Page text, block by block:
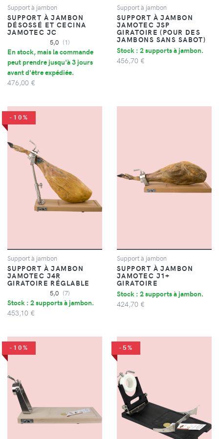
Support à jambon
SUPPORT À JAMBON
DÉSOSSÉ ET CECINA
JAMOTEC JC
5,0 (1)
En stock, mais la commande
peut prendre jusqu'à 3 jours
avant d'être expédiée.
476,00 €
Support à jambon
SUPPORT À JAMBON
JAMOTEC JSP
GIRATOIRE (POUR DES
JAMBONS SANS SABOT)
Stock : 2 supports à jambon.
456,70 €
-10%
Support à jambon
SUPPORT À JAMBON
JAMOTEC J4R
GIRATOIRE RÉGLABLE
5,0 (7)
Stock : 2 supports à jambon.
453,10 €
Support à jambon
SUPPORT À JAMBON
JAMOTEC J1+
GIRATOIRE
Stock : 2 supports à jambon.
424,70 €
-10% -5%